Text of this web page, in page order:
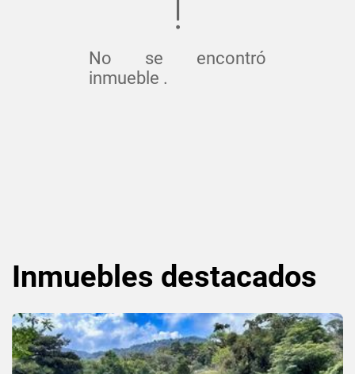
No se encontró
inmueble .
Inmuebles destacados